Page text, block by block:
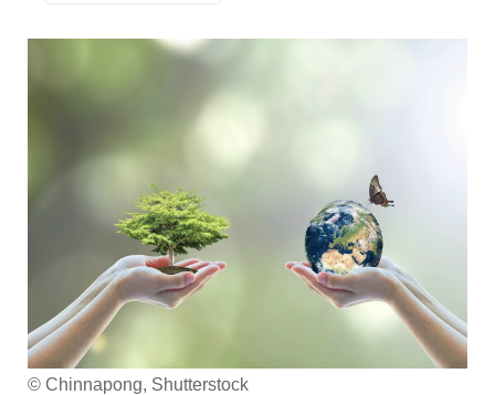
© Chinnapong, Shutterstock